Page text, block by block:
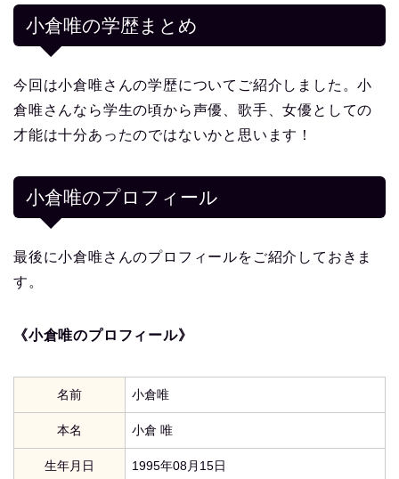
小倉唯の学歴まとめ
今回は小倉唯さんの学歴についてご紹介しました。小
倉唯さんなら学生の頃から声優、歌手、女優としての
才能は十分あったのではないかと思います！
小倉唯のプロフィール
最後に小倉唯さんのプロフィールをご紹介しておきま
す。
《小倉唯のプロフィール》
名前 小倉唯
本名 小倉 唯
生年月日 1995年08月15日